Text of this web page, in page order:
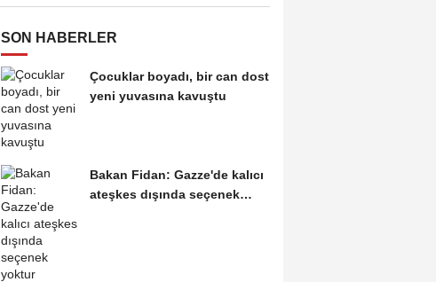
SON HABERLER
Çocuklar boyadı, bir can dost
yeni yuvasına kavuştu
Bakan Fidan: Gazze'de kalıcı
ateşkes dışında seçenek